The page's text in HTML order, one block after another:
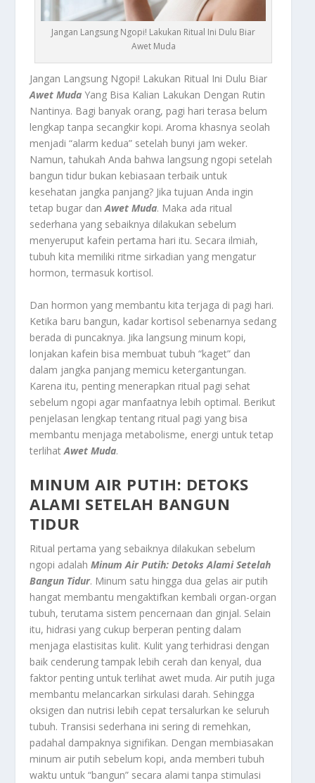
Jangan Langsung Ngopi! Lakukan Ritual Ini Dulu Biar
Awet Muda
Jangan Langsung Ngopi! Lakukan Ritual Ini Dulu Biar
Awet Muda Yang Bisa Kalian Lakukan Dengan Rutin
Nantinya. Bagi banyak orang, pagi hari terasa belum
lengkap tanpa secangkir kopi. Aroma khasnya seolah
menjadi “alarm kedua” setelah bunyi jam weker.
Namun, tahukah Anda bahwa langsung ngopi setelah
bangun tidur bukan kebiasaan terbaik untuk
kesehatan jangka panjang? Jika tujuan Anda ingin
tetap bugar danAwet Muda. Maka ada ritual
sederhana yang sebaiknya dilakukan sebelum
menyeruput kafein pertama hari itu. Secara ilmiah,
tubuh kita memiliki ritme sirkadian yang mengatur
hormon, termasuk kortisol.
Dan hormon yang membantu kita terjaga di pagi hari.
Ketika baru bangun, kadar kortisol sebenarnya sedang
berada di puncaknya. Jika langsung minum kopi,
lonjakan kafein bisa membuat tubuh “kaget” dan
dalam jangka panjang memicu ketergantungan.
Karena itu, penting menerapkan ritual pagi sehat
sebelum ngopi agar manfaatnya lebih optimal. Berikut
penjelasan lengkap tentang ritual pagi yang bisa
membantu menjaga metabolisme, energi untuk tetap
terlihatAwet Muda.
MINUM AIR PUTIH: DETOKS
ALAMI SETELAH BANGUN
TIDUR
Ritual pertama yang sebaiknya dilakukan sebelum
ngopi adalahMinum Air Putih: Detoks Alami Setelah
Bangun Tidur. Minum satu hingga dua gelas air putih
hangat membantu mengaktifkan kembali organ-organ
tubuh, terutama sistem pencernaan dan ginjal. Selain
itu, hidrasi yang cukup berperan penting dalam
menjaga elastisitas kulit. Kulit yang terhidrasi dengan
baik cenderung tampak lebih cerah dan kenyal, dua
faktor penting untuk terlihat awet muda. Air putih juga
membantu melancarkan sirkulasi darah. Sehingga
oksigen dan nutrisi lebih cepat tersalurkan ke seluruh
tubuh. Transisi sederhana ini sering di remehkan,
padahal dampaknya signifikan. Dengan membiasakan
minum air putih sebelum kopi, anda memberi tubuh
waktu untuk “bangun” secara alami tanpa stimulasi